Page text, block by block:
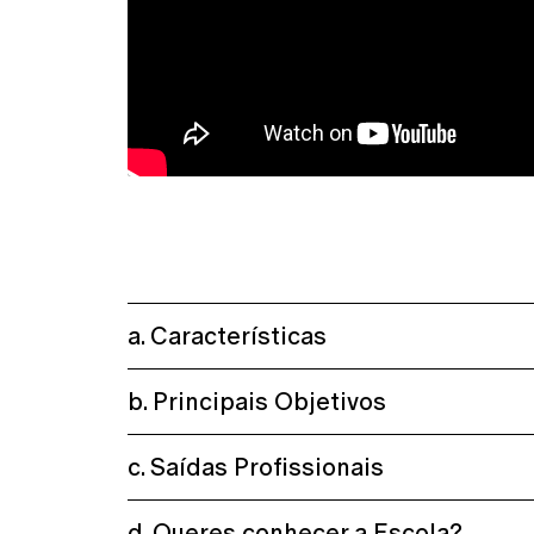
a. Características
b. Principais Objetivos
c. Saídas Profissionais